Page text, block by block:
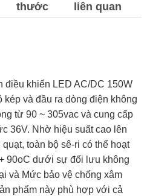
thước
liên quan
điều khiển LED AC/DC 150W
và đầu ra dòng điện không
từ 90 ~ 305vac và cung cấp
36V. Nhờ hiệu suất cao lên
toàn bộ sê-ri có thể hoạt
90oC dưới sự đối lưu không
và Mức bảo vệ chống xâm
phẩm này phù hợp với cả